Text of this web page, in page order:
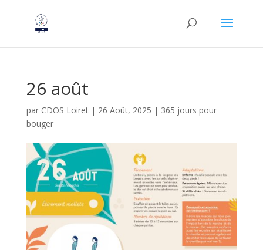
26 août
par CDOS Loiret| 26 Août, 2025 | 365 jours pour
bouger